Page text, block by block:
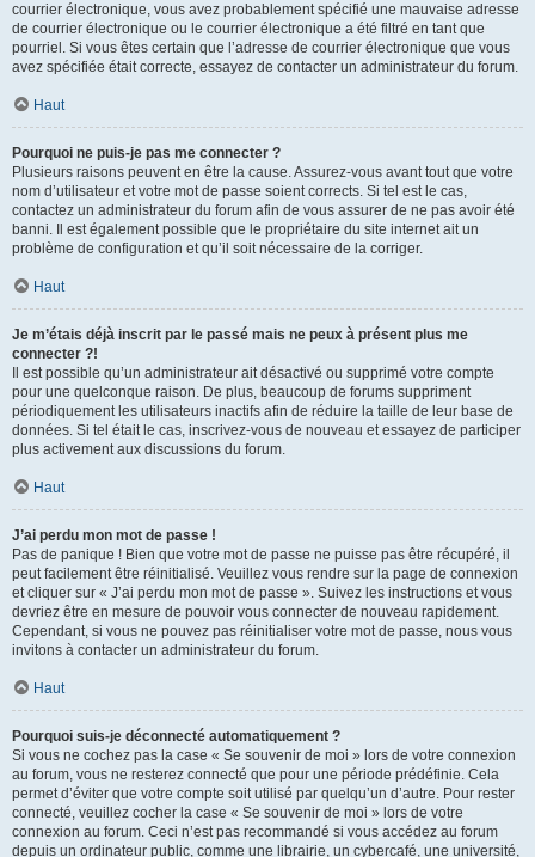
courrier électronique, vous avez probablement spécifié une mauvaise adresse
de courrier électronique ou le courrier électronique a été filtré en tant que
pourriel. Si vous êtes certain que l’adresse de courrier électronique que vous
avez spécifiée était correcte, essayez de contacter un administrateur du forum.
Haut
Pourquoi ne puis-je pas me connecter ?
Plusieurs raisons peuvent en être la cause. Assurez-vous avant tout que votre
nom d’utilisateur et votre mot de passe soient corrects. Si tel est le cas,
contactez un administrateur du forum afin de vous assurer de ne pas avoir été
banni. Il est également possible que le propriétaire du site internet ait un
problème de configuration et qu’il soit nécessaire de la corriger.
Haut
Je m’étais déjà inscrit par le passé mais ne peux à présent plus me
connecter ?!
Il est possible qu’un administrateur ait désactivé ou supprimé votre compte
pour une quelconque raison. De plus, beaucoup de forums suppriment
périodiquement les utilisateurs inactifs afin de réduire la taille de leur base de
données. Si tel était le cas, inscrivez-vous de nouveau et essayez de participer
plus activement aux discussions du forum.
Haut
J’ai perdu mon mot de passe !
Pas de panique ! Bien que votre mot de passe ne puisse pas être récupéré, il
peut facilement être réinitialisé. Veuillez vous rendre sur la page de connexion
et cliquer sur « J’ai perdu mon mot de passe ». Suivez les instructions et vous
devriez être en mesure de pouvoir vous connecter de nouveau rapidement.
Cependant, si vous ne pouvez pas réinitialiser votre mot de passe, nous vous
invitons à contacter un administrateur du forum.
Haut
Pourquoi suis-je déconnecté automatiquement ?
Si vous ne cochez pas la case « Se souvenir de moi » lors de votre connexion
au forum, vous ne resterez connecté que pour une période prédéfinie. Cela
permet d’éviter que votre compte soit utilisé par quelqu’un d’autre. Pour rester
connecté, veuillez cocher la case « Se souvenir de moi » lors de votre
connexion au forum. Ceci n’est pas recommandé si vous accédez au forum
depuis un ordinateur public, comme une librairie, un cybercafé, une université,